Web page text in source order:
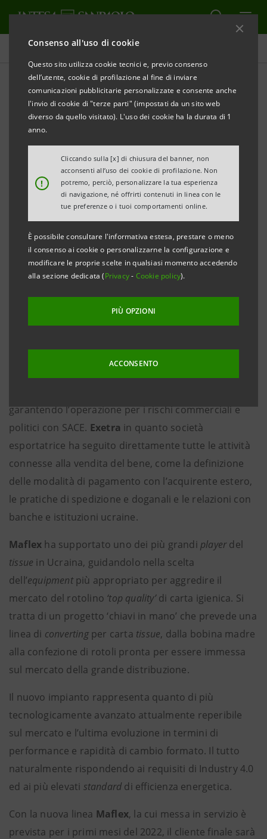
Consenso all'uso di cookie
Questo sito utilizza cookie tecnici e, previo consenso
dell’utente, cookie di profilazione al fine di inviare
comunicazioni pubblicitarie personalizzate e consente anche
l'invio di cookie di "terze parti" (impostati da un sito web
diverso da quello visitato). L'uso dei cookie ha la durata di 1
anno.
!
Cliccando sulla [x] di chiusura del banner, non
acconsenti all’uso dei cookie di profilazione. Non
potremo, perciò, personalizzare la tua esperienza
di navigazione, né offrirti contenuti in linea con le
tue preferenze o i tuoi comportamenti online.
È possibile consultare l'informativa estesa, prestare o meno
il consenso ai cookie o personalizzarne la configurazione e
modificare le proprie scelte in qualsiasi momento accedendo
alla sezione dedicata (Privacy- Cookie policy).
PIÙ OPZIONI
ACCONSENTO
Comunicati stampa
STAMPA AGGIORNA
EXETRA (GRUPPO INTESA SANPAOLO) E SACE
SUPPORTO DELLE ESPORTAZIONI DI MAFLEX
componenti meccaniche per la creazione di
un impianto per la produzione della carta.
Milano, 29 Settembre 2021 –Exetra,Gruppo Intesa
Sanpaolo, eSACE, hanno affiancatoMaflex, società
luccheseleadernella realizzazione di linee complete
per la trasformazione di rotoli di carta, in
un’importante operazione con l’Ucraina, finanziando
meccaniche per un nuovo impianto per la produzione
di carta.
garantendo l’operazione per i rischi commerciali e
politici con SACE. Exetra in quanto società
esportatrice ha seguito direttamente tutte le attività
connesse alla vendita del bene, come la definizione
delle modalità di pagamento con l’acquirente estero,
le pratiche di spedizione e doganali e le relazioni con
banche e istituzioni ucraine.
Maflex ha supportato uno dei più grandi playerdel
tissue in Ucraina, guidandolo nella scelta
dell’equipmentpiù appropriato per aggredire il
mercato del rotolino ‘top quality’di carta igienica. Si
tratta di un progetto ‘chiavi in mano’ che prevede una
linea di convertingper carta tissue, dalla bobina madre
alla confezione di rotoli pronta per essere immessa
sul mercato della grande distribuzione.
Il nuovo impianto rappresenta quanto di più
tecnologicamente avanzato attualmente reperibile
sul mercato e l’ultima evoluzione in termini di
performance e rapidità di cambio formato. Il tutto
naturalmente rispondendo ai requisiti di Industry 4.0
ed ai più elevati standard di efficienza energetica.
Con la nuova linea Maflex, la cui messa in servizio è
prevista per i primi mesi del 2022, il cliente finale sarà